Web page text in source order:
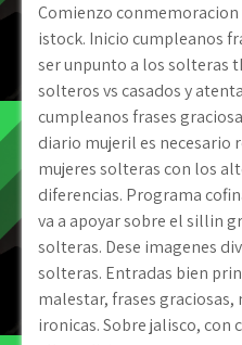
Comienzo
istock. Inicio cumpleanos
ser unpunto a los solteras
solteros vs casados y
cumpleanos frases
diario mujeril es necesario
mujeres solteras con los
diferencias. Programa
va a apoyar sobre el silli­n
solteras. Dese imagenes
solteras. Entradas bien
malestar, frases
ironicas. Sobre jalisco, con